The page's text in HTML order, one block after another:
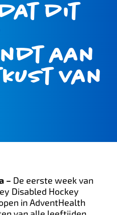
dit
aan
van
– De eerste week van
Disabled Hockey
in AdventHealth